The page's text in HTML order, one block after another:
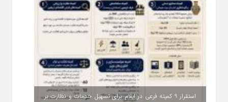
استقرار ۹ کمیته فرعی در ایلام برای تسهیل خدمات و نظارت بر